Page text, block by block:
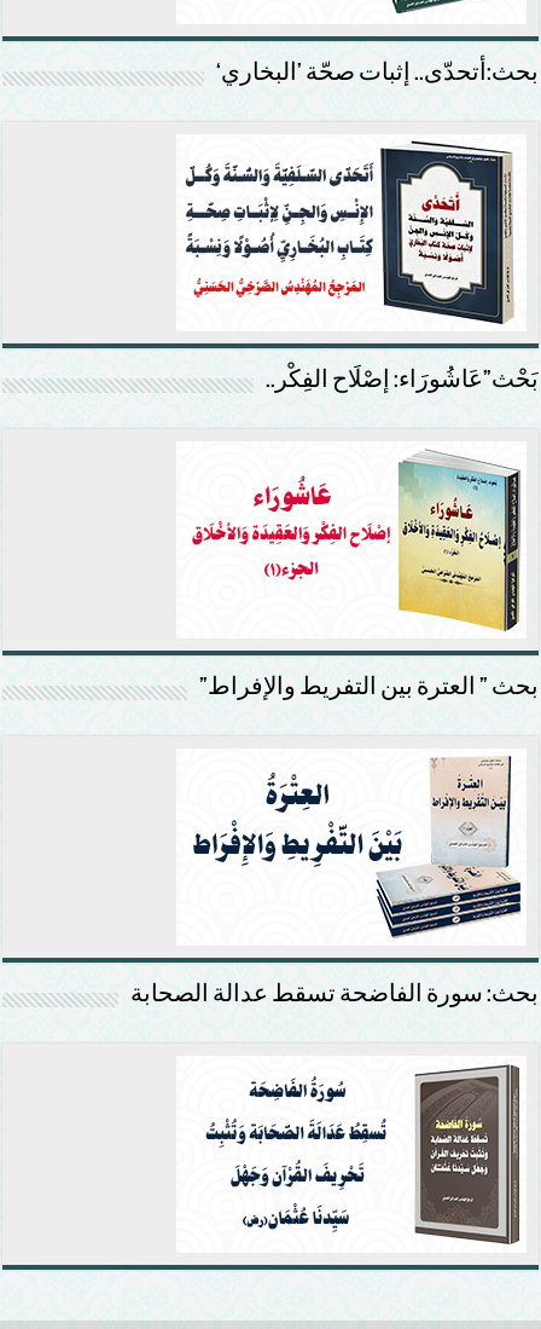
بحث:أتحدّى.. إثبات صحّة ’البخاري‘
بَحْث”عَاشُورَاء: إصْلَاح الفِكْر..
بحث ” العترة بين التفريط والإفراط”
بحث: سورة الفاضحة تسقط عدالة الصحابة